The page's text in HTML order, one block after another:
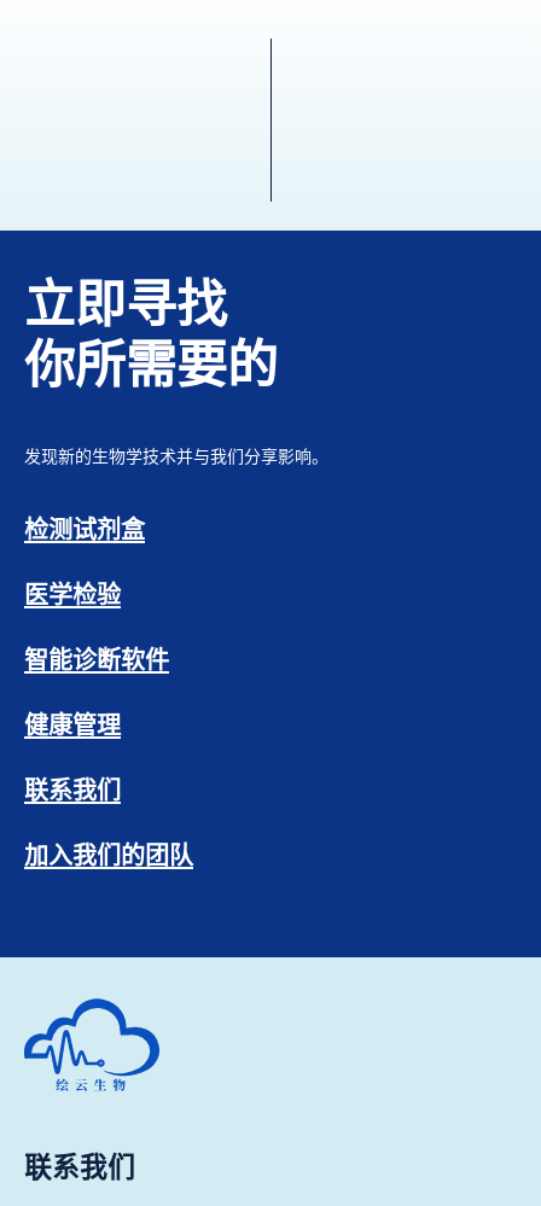
立即寻找
你所需要的
发现新的生物学技术并与我们分享影响。
检测试剂盒
医学检验
智能诊断软件
健康管理
联系我们
加入我们的团队
深圳市绘云生物科技有限公司
联系我们